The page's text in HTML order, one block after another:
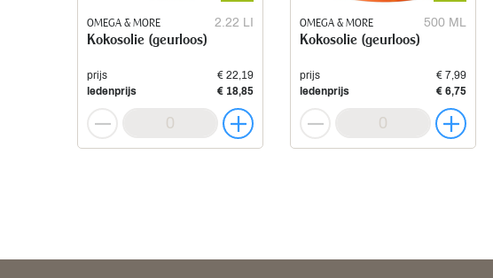
OMEGA & MORE 2.22 LI
Kokosolie (geurloos)
prijs
€ 22,19
ledenprijs
€ 18,85
OMEGA & MORE 500 ML
Kokosolie (geurloos)
prijs
€ 7,99
ledenprijs
€ 6,75